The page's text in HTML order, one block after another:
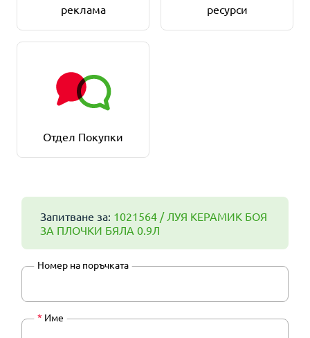
реклама
ресурси
Отдел Покупки
Запитване за: 1021564 / ЛУЯ КЕРАМИК БОЯ
ЗА ПЛОЧКИ БЯЛА 0.9Л
Номер на поръчката
* Име